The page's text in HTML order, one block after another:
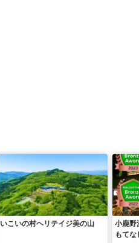
いこいの村ヘリテイジ美の山
小鹿
もて